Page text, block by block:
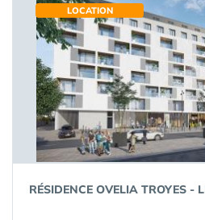
LOCATION
RÉSIDENCE OVELIA TROYES -